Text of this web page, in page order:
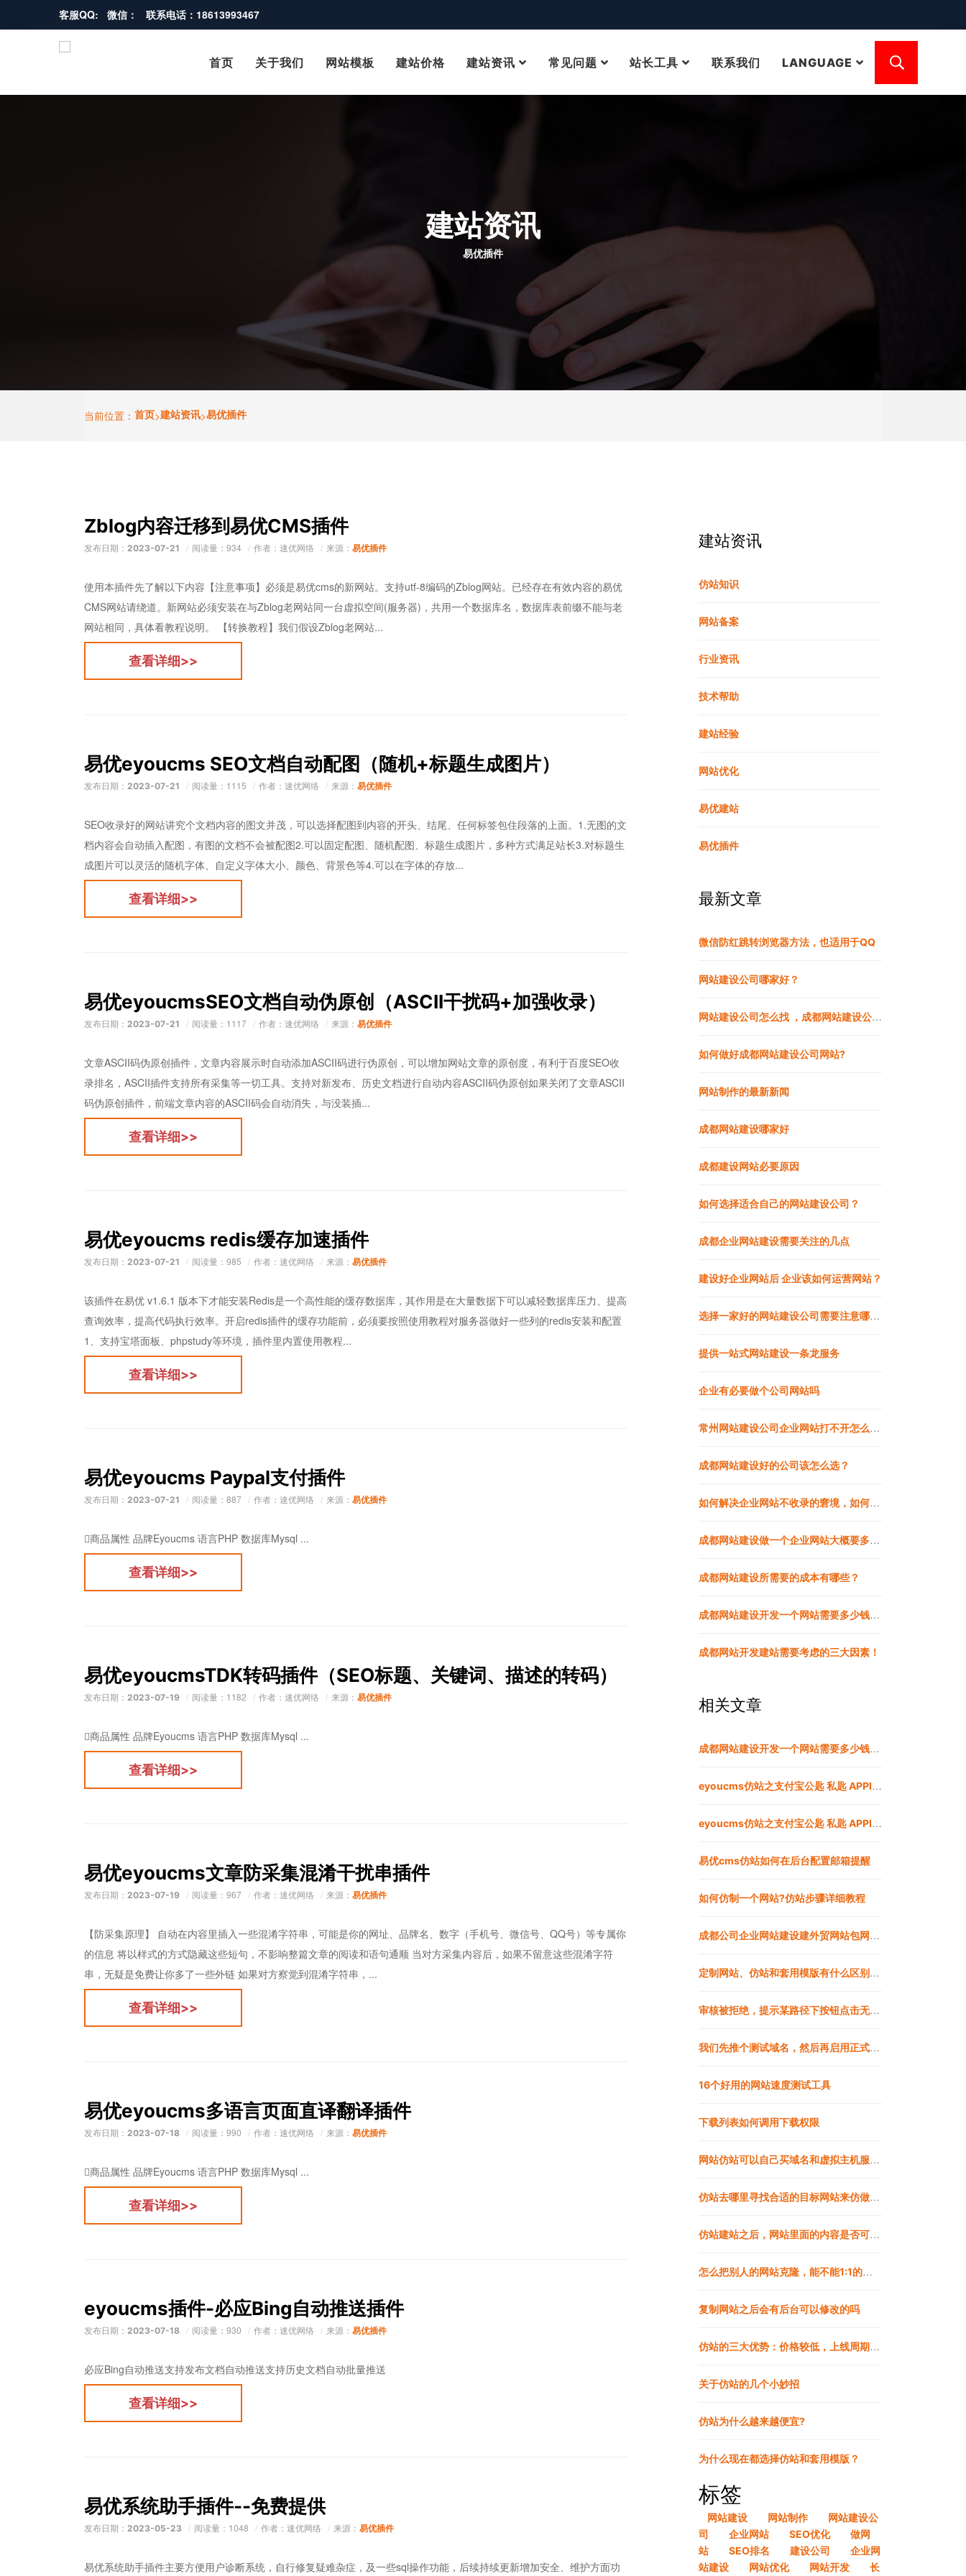
客服QQ: 微信： 联系电话：18613993467
首页 关于我们 网站模板 建站价格 建站资讯 常见问题 站长工具 联系我们 LANGUAGE
建站资讯
易优插件
当前位置： 首页>建站资讯>易优插件
Zblog内容迁移到易优CMS插件
发布日期： 2023-07-21 阅读量：934 作者：速优网络 来源： 易优插件
使用本插件先了解以下内容【注意事项】必须是易优cms的新网站。支持utf-8编码的Zblog网站。已经存在有效内容的易优
CMS网站请绕道。新网站必须安装在与Zblog老网站同一台虚拟空间(服务器)，共用一个数据库名，数据库表前缀不能与老
网站相同，具体看教程说明。 【转换教程】我们假设Zblog老网站...
查看详细>>
易优eyoucms SEO文档自动配图（随机+标题生成图片）
发布日期： 2023-07-21 阅读量：1115 作者：速优网络 来源： 易优插件
SEO收录好的网站讲究个文档内容的图文并茂，可以选择配图到内容的开头、结尾、任何标签包住段落的上面。1.无图的文
档内容会自动插入配图，有图的文档不会被配图2.可以固定配图、随机配图、标题生成图片，多种方式满足站长3.对标题生
成图片可以灵活的随机字体、自定义字体大小、颜色、背景色等4.可以在字体的存放...
查看详细>>
易优eyoucmsSEO文档自动伪原创（ASCII干扰码+加强收录）
发布日期： 2023-07-21 阅读量：1117 作者：速优网络 来源： 易优插件
文章ASCII码伪原创插件，文章内容展示时自动添加ASCII码进行伪原创，可以增加网站文章的原创度，有利于百度SEO收
录排名，ASCII插件支持所有采集等一切工具。支持对新发布、历史文档进行自动内容ASCII码伪原创如果关闭了文章ASCII
码伪原创插件，前端文章内容的ASCII码会自动消失，与没装插...
查看详细>>
易优eyoucms redis缓存加速插件
发布日期： 2023-07-21 阅读量：985 作者：速优网络 来源： 易优插件
该插件在易优 v1.6.1 版本下才能安装Redis是一个高性能的缓存数据库，其作用是在大量数据下可以减轻数据库压力、提高
查询效率，提高代码执行效率。开启redis插件的缓存功能前，必须要按照使用教程对服务器做好一些列的redis安装和配置
1、支持宝塔面板、phpstudy等环境，插件里内置使用教程...
查看详细>>
易优eyoucms Paypal支付插件
发布日期： 2023-07-21 阅读量：887 作者：速优网络 来源： 易优插件
商品属性 品牌Eyoucms 语言PHP 数据库Mysql ...
查看详细>>
易优eyoucmsTDK转码插件（SEO标题、关键词、描述的转码）
发布日期： 2023-07-19 阅读量：1182 作者：速优网络 来源： 易优插件
商品属性 品牌Eyoucms 语言PHP 数据库Mysql ...
查看详细>>
易优eyoucms文章防采集混淆干扰串插件
发布日期： 2023-07-19 阅读量：967 作者：速优网络 来源： 易优插件
【防采集原理】 自动在内容里插入一些混淆字符串，可能是你的网址、品牌名、数字（手机号、微信号、QQ号）等专属你
的信息 将以样式的方式隐藏这些短句，不影响整篇文章的阅读和语句通顺 当对方采集内容后，如果不留意这些混淆字符
串，无疑是免费让你多了一些外链 如果对方察觉到混淆字符串，...
查看详细>>
易优eyoucms多语言页面直译翻译插件
发布日期： 2023-07-18 阅读量：990 作者：速优网络 来源： 易优插件
商品属性 品牌Eyoucms 语言PHP 数据库Mysql ...
查看详细>>
eyoucms插件-必应Bing自动推送插件
发布日期： 2023-07-18 阅读量：930 作者：速优网络 来源： 易优插件
必应Bing自动推送支持发布文档自动推送支持历史文档自动批量推送
查看详细>>
易优系统助手插件--免费提供
发布日期： 2023-05-23 阅读量：1048 作者：速优网络 来源： 易优插件
易优系统助手插件主要方便用户诊断系统，自行修复疑难杂症，及一些sql操作功能，后续持续更新增加安全、维护方面功
建站资讯
仿站知识
网站备案
行业资讯
技术帮助
建站经验
网站优化
易优建站
易优插件
最新文章
微信防红跳转浏览器方法，也适用于QQ
网站建设公司哪家好？
网站建设公司怎么找 ，成都网站建设公司做网站靠谱吗
如何做好成都网站建设公司网站?
网站制作的最新新闻
成都网站建设哪家好
成都建设网站必要原因
如何选择适合自己的网站建设公司？
成都企业网站建设需要关注的几点
建设好企业网站后 企业该如何运营网站？
选择一家好的网站建设公司需要注意哪些方面？
提供一站式网站建设一条龙服务
企业有必要做个公司网站吗
常州网站建设公司企业网站打不开怎么办？该如何解决？
成都网站建设好的公司该怎么选？
如何解决企业网站不收录的窘境，如何让网站快速收录？
成都网站建设做一个企业网站大概要多少钱?
成都网站建设所需要的成本有哪些？
成都网站建设开发一个网站需要多少钱？成都做网站的公司
成都网站开发建站需要考虑的三大因素！
相关文章
成都网站建设开发一个网站需要多少钱？成都做网站的公司
eyoucms仿站之支付宝公匙 私匙 APPID 配置方法
eyoucms仿站之支付宝公匙 私匙 APPID 配置方法
易优cms仿站如何在后台配置邮箱提醒
如何仿制一个网站?仿站步骤详细教程
成都公司企业网站建设建外贸网站包网页设计开发定制
定制网站、仿站和套用模版有什么区别？企业做网站选择哪个好？
审核被拒绝，提示某路径下按钮点击无效，但我测试并没复现怎么办
我们先推个测试域名，然后再启用正式域名，会有什么影响吗？
16个好用的网站速度测试工具
下载列表如何调用下载权限
网站仿站可以自己买域名和虚拟主机服务器安装吗
仿站去哪里寻找合适的目标网站来仿做，有哪些好的途径
仿站建站之后，网站里面的内容是否可以全部替换成我自己的
怎么把别人的网站克隆，能不能1:1的克隆复制
复制网站之后会有后台可以修改的吗
仿站的三大优势：价格较低，上线周期较快，网站效果更有保障
关于仿站的几个小妙招
仿站为什么越来越便宜?
为什么现在都选择仿站和套用模版？
标签
网站建设 网站制作
网站建设公
司
企业网站 SEO优化
做网
站
SEO排名 建设公司
企业网
站建设
网站优化 网站开发 长